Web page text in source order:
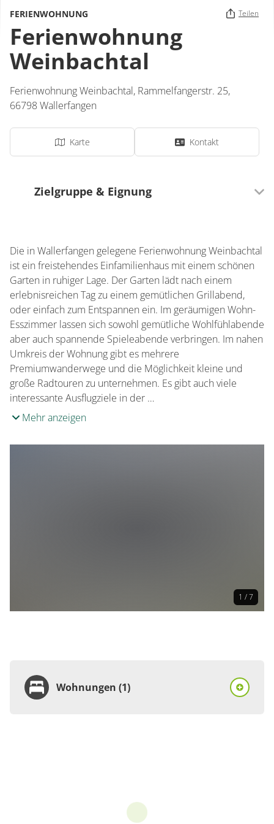
FERIENWOHNUNG Teilen
Ferienwohnung
Weinbachtal
Ferienwohnung Weinbachtal, Rammelfangerstr. 25,
66798Wallerfangen
Karte Kontakt
Zielgruppe & Eignung
Für Senioren besonders geeignet
Für Familien besonders geeignet
Die in Wallerfangen gelegene Ferienwohnung Weinbachtal
ist ein freistehendes Einfamilienhaus mit einem schönen
Garten in ruhiger Lage. Der Garten lädt nach einem
erlebnisreichen Tag zu einem gemütlichen Grillabend,
oder einfach zum Entspannen ein. Im geräumigen Wohn-
Esszimmer lassen sich sowohl gemütliche Wohlfühlabende
aber auch spannende Spieleabende verbringen. Im nahen
Umkreis der Wohnung gibt es mehrere
Premiumwanderwege und die Möglichkeit kleine und
große Radtouren zu unternehmen. Es gibt auch viele
interessante Ausflugziele in der …
Mehr anzeigen
1 / 7
Wohnungen (1)
Schlafräume